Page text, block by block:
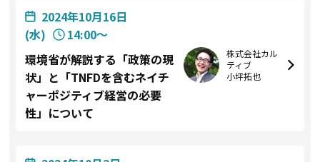
2024年10月16日
(水)
14:00〜
環境省が解説する「政策の現
状」と「TNFDを含むネイチ
ャーポジティブ経営の必要
性」について
株式会社カル
ティブ
小坪拓也